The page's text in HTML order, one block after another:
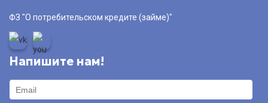
ФЗ "О потребительском кредите (займе)"
Напишите нам!